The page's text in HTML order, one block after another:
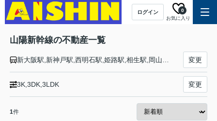
ログイン
お気に入り
0
山陽新幹線の不動産一覧
変更
3K,3DK,3LDK 変更
1件